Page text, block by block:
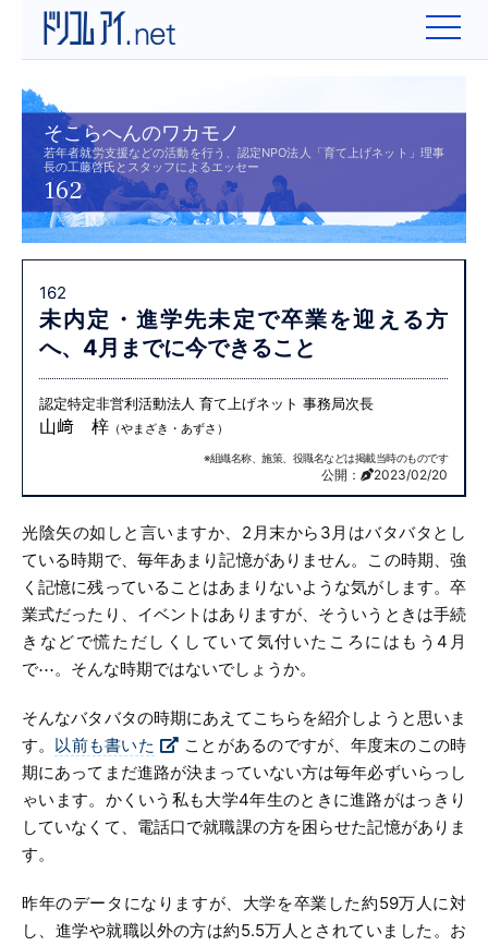
そこらへんのワカモノ
若年者就労支援などの活動を行う、認定NPO法人「育て上げネット」理事
長の工藤啓氏とスタッフによるエッセー
162
162
未内定・進学先未定で卒業を迎える方
へ、 4月までに今できること
認定特定非営利活動法人 育て上げネット 事務局次長
山﨑 梓 （やまざき・あずさ）
※組織名称、施策、役職名などは掲載当時のものです
公開： 2023/02/20
光陰矢の如しと言いますか、2月末から3月はバタバタとし
ている時期で、毎年あまり記憶がありません。この時期、強
く記憶に残っていることはあまりないような気がします。卒
業式だったり、イベントはありますが、そういうときは手続
きなどで慌ただしくしていて気付いたころにはもう4月
で⋯。そんな時期ではないでしょうか。
そんなバタバタの時期にあえてこちらを紹介しようと思いま
す。 以前も書いた
ことがあるのですが、年度末のこの時
期にあってまだ進路が決まっていない方は毎年必ずいらっし
ゃいます。かくいう私も大学4年生のときに進路がはっきり
していなくて、電話口で就職課の方を困らせた記憶がありま
す。
昨年のデータになりますが、大学を卒業した約59万人に対
し、進学や就職以外の方は約5.5万人とされていました。お